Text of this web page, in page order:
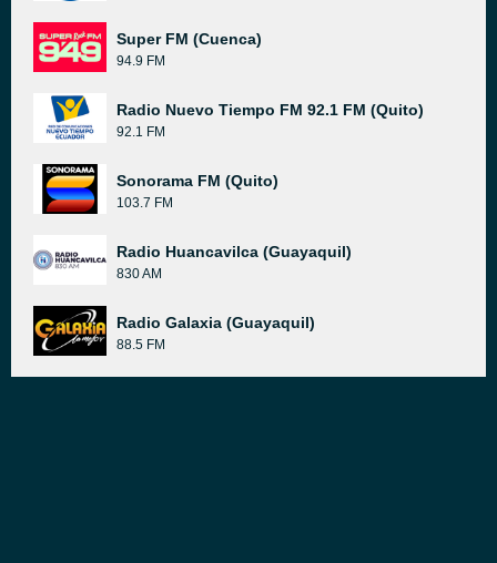
Super FM (Cuenca)
94.9 FM
Radio Nuevo Tiempo FM 92.1 FM (Quito)
92.1 FM
Sonorama FM (Quito)
103.7 FM
Radio Huancavilca (Guayaquil)
830 AM
Radio Galaxia (Guayaquil)
88.5 FM